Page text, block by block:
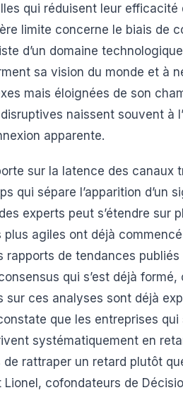
qui réduisent leur
limite concerne le biais de
d’un domaine
sa vision du monde et à
mais éloignées de son
naissent souvent à
apparente.
sur la latence des canaux
qui sépare l’apparition d’un
experts peut s’étendre sur
plus agiles ont déjà
rapports de tendances
qui s’est déjà
sur ces analyses sont déjà
que les entreprises
systématiquement en
rattraper un retard plutôt
Lionel, cofondateurs de